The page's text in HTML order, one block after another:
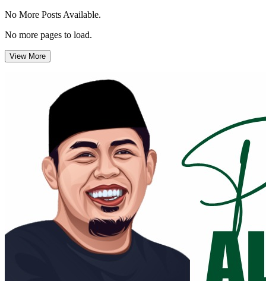
No More Posts Available.
No more pages to load.
View More